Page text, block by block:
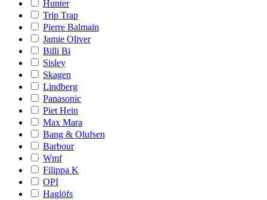
Hunter
Trip Trap
Pierre Balmain
Jamie Oliver
Billi Bi
Sisley
Skagen
Lindberg
Panasonic
Piet Hein
Max Mara
Bang & Olufsen
Barbour
Wmf
Filippa K
OPI
Haglöfs